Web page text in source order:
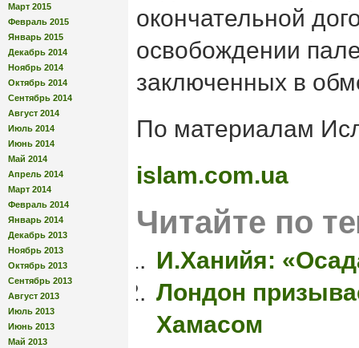
Март 2015
Февраль 2015
Январь 2015
Декабрь 2014
Ноябрь 2014
Октябрь 2014
Сентябрь 2014
Август 2014
Июль 2014
Июнь 2014
Май 2014
Апрель 2014
Март 2014
Февраль 2014
Январь 2014
Декабрь 2013
Ноябрь 2013
Октябрь 2013
Сентябрь 2013
Август 2013
Июль 2013
Июнь 2013
Май 2013
окончательной
освобождении
заключенных в
По материалам
islam.com.ua
Читайте по
И.Ханийя:
Лондон
Хамасом